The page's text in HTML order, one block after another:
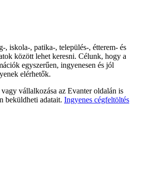
, iskola-, patika-, település-, étterem- és
között lehet keresni. Célunk, hogy a
egyszerűen, ingyenesen és jól
elérhetők.
vállalkozása az Evanter oldalán is
beküldheti adatait. Ingyenes cégfeltöltés